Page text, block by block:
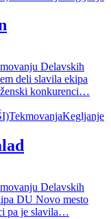
Delavskih
deli slavila ekipa
konkurenci…
TekmovanjaKegljanje
Delavskih
DU Novo mesto
pa je slavila…